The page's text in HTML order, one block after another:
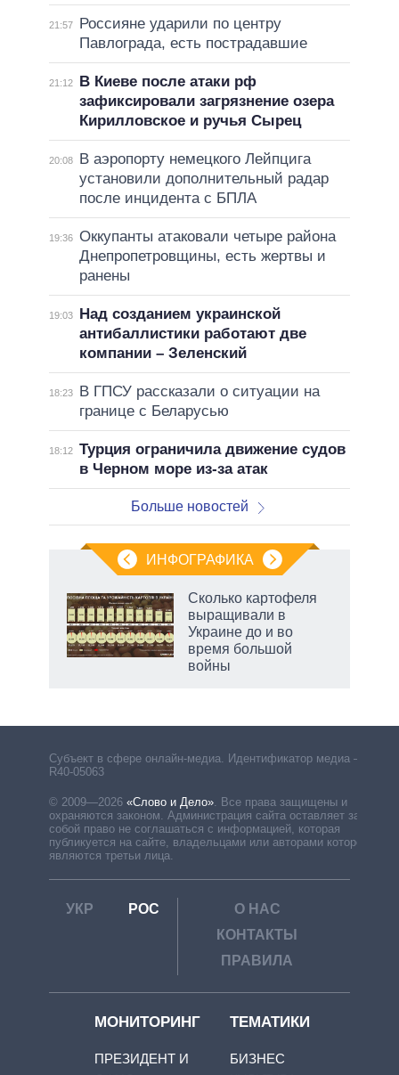
21:57
Россияне ударили по центру
Павлограда, есть пострадавшие
21:12
В Киеве после атаки рф
зафиксировали загрязнение озера
Кирилловское и ручья Сырец
20:08
В аэропорту немецкого Лейпцига
установили дополнительный радар
после инцидента с БПЛА
19:36 Оккупанты атаковали четыре района
Днепропетровщины, есть жертвы и
ранены
19:03
Над созданием украинской
антибаллистики работают две
компании – Зеленский
18:23
В ГПСУ рассказали о ситуации на
границе с Беларусью
18:12 Турция ограничила движение судов
в Черном море из-за атак
Больше новостей
ИНФОГРАФИКА
Сколько картофеля
выращивали в
Украине до и во
время большой
войны
Субъект в сфере онлайн-медиа. Идентификатор медиа –
R40-05063
© 2009—2026 «Слово и Дело». Все права защищены и
охраняются законом. Администрация сайта оставляет за
собой право не соглашаться с информацией, которая
публикуется на сайте, владельцами или авторами которой
являются третьи лица.
УКР РОС
О НАС
КОНТАКТЫ
ПРАВИЛА
МОНИТОРИНГ
ПРЕЗИДЕНТ И
ТЕМАТИКИ
БИЗНЕС